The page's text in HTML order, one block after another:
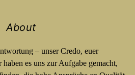
About
– unser Credo, euer
es uns zur Aufgabe gemacht,